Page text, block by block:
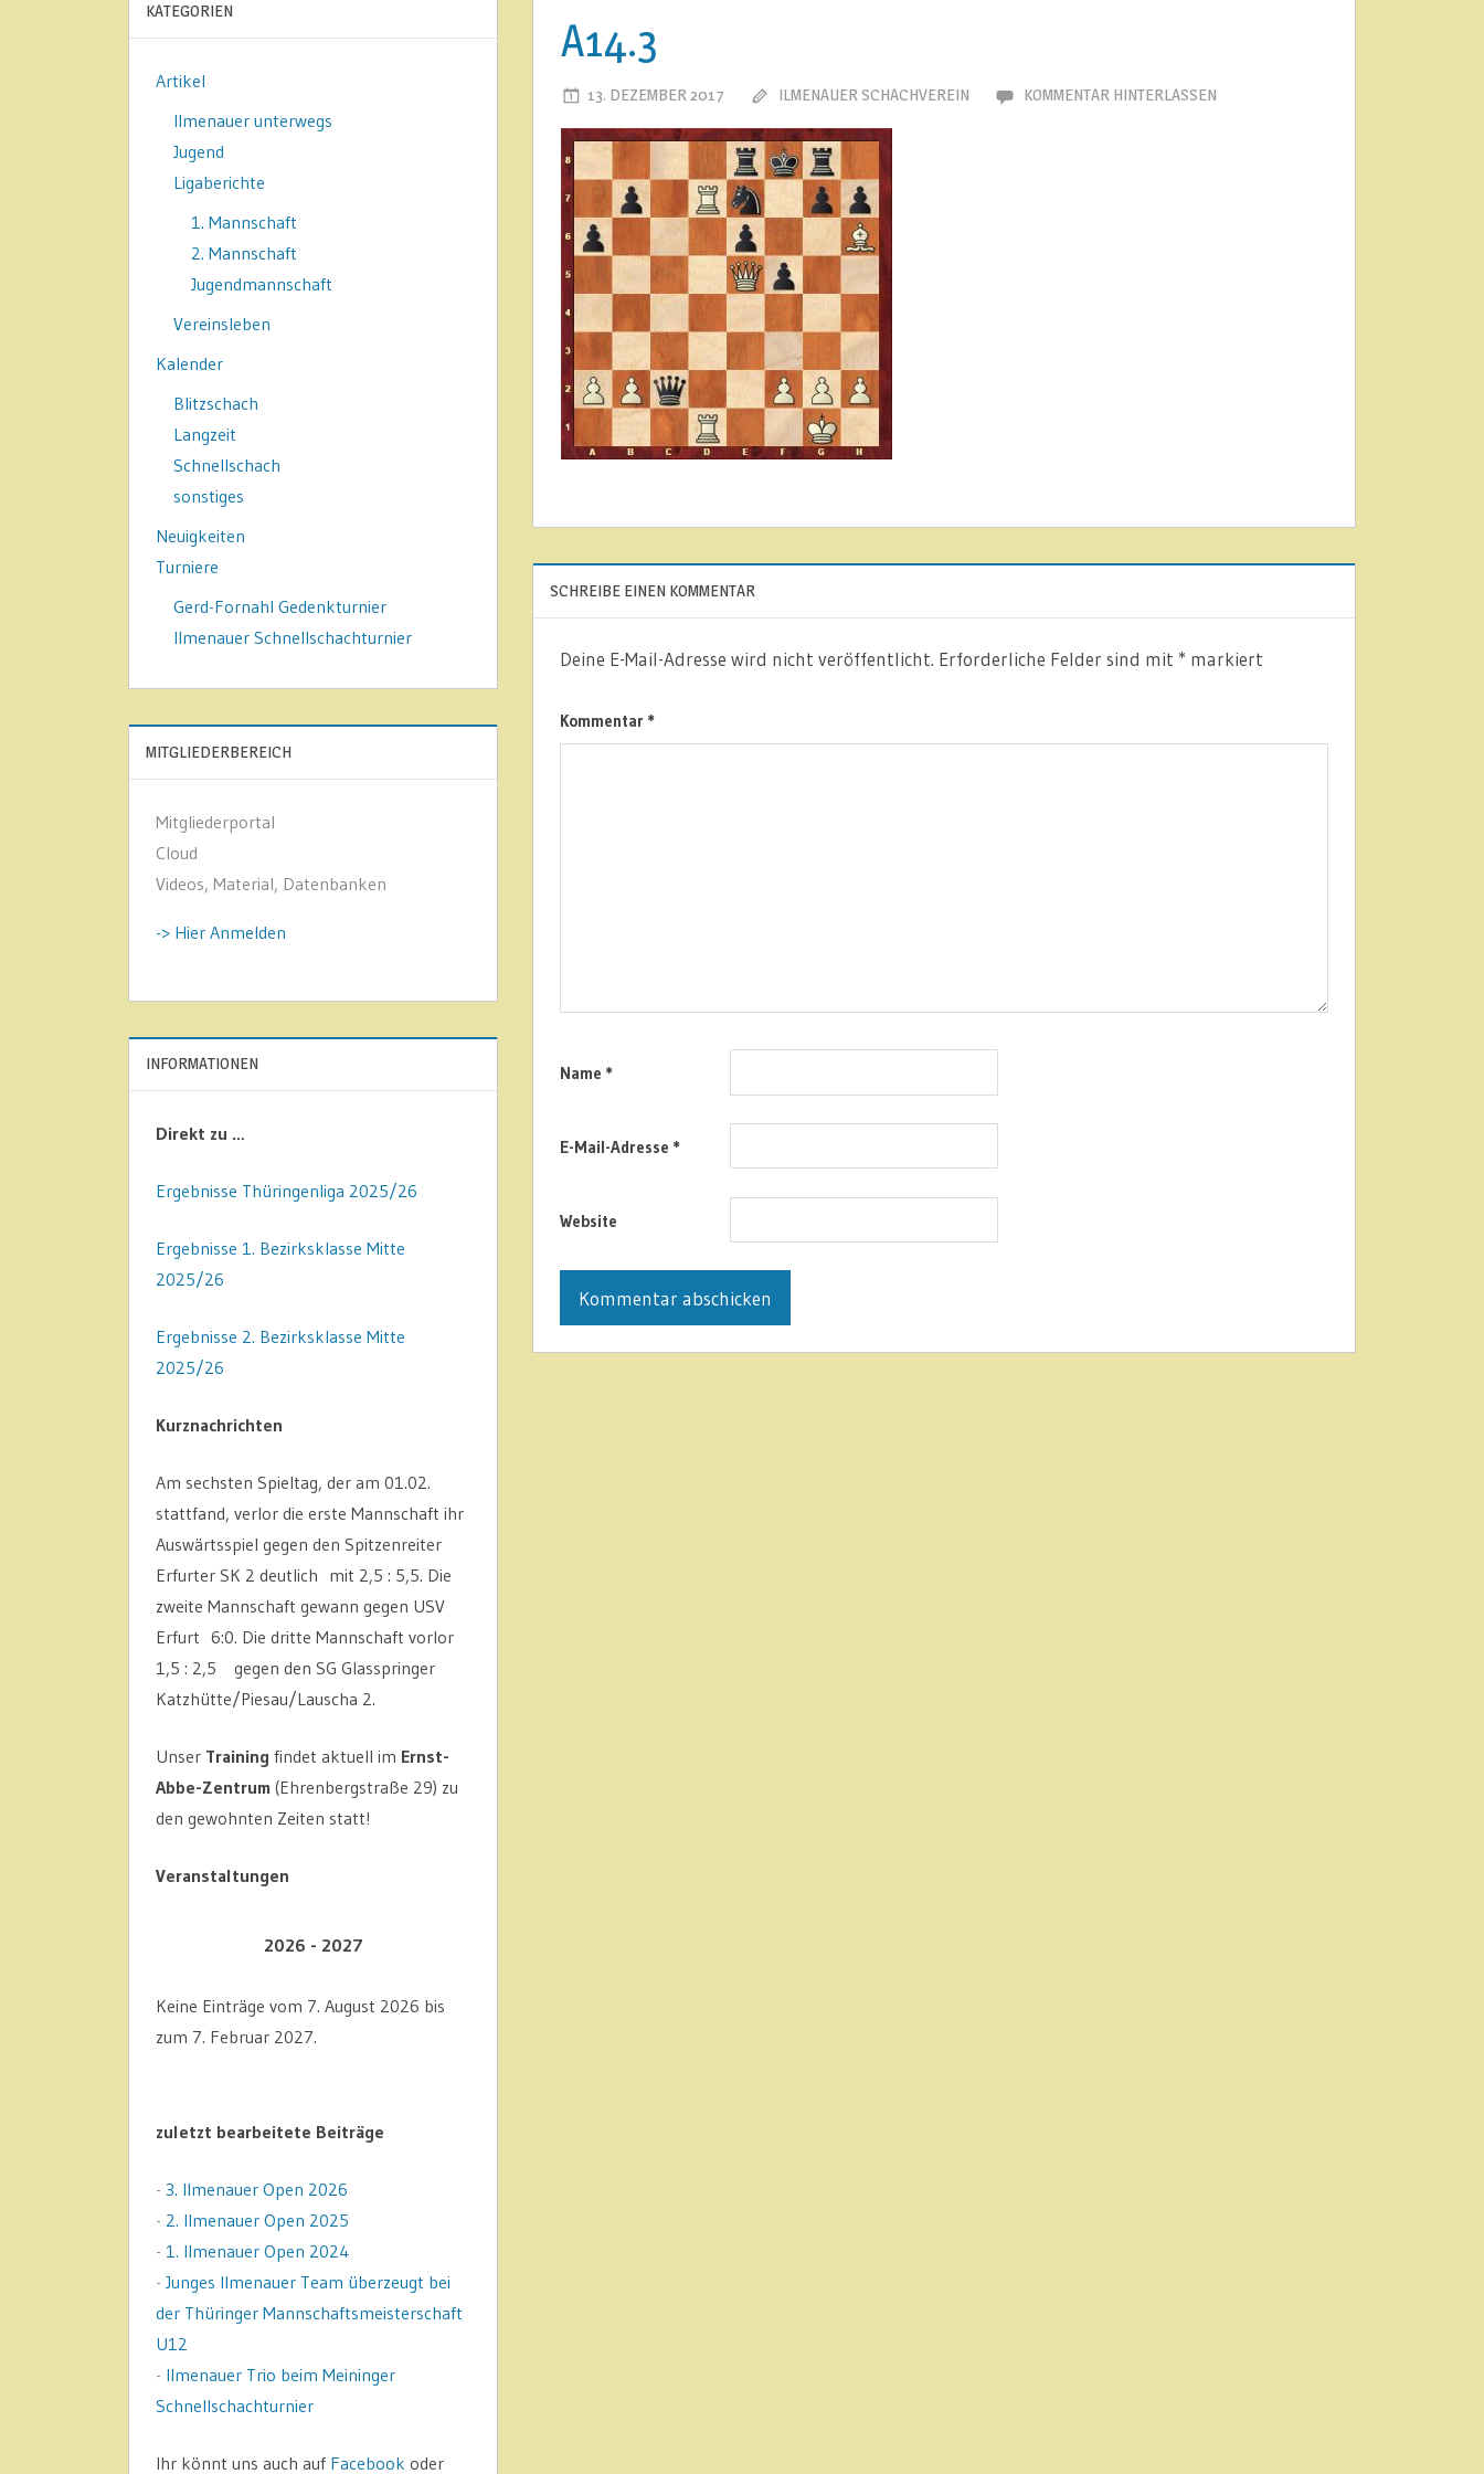
A14.3
13. DEZEMBER 2017 ILMENAUER SCHACHVEREIN KOMMENTAR HINTERLASSEN
SCHREIBE EINEN KOMMENTAR
Deine E-Mail-Adresse wird nicht veröffentlicht. Erforderliche Felder sind mit * markiert
Kommentar *
Name *
E-Mail-Adresse *
Website
KATEGORIEN
Artikel
Ilmenauer unterwegs
Jugend
Ligaberichte
1. Mannschaft
2. Mannschaft
Jugendmannschaft
Vereinsleben
Kalender
Blitzschach
Langzeit
Schnellschach
sonstiges
Neuigkeiten
Turniere
Gerd-Fornahl Gedenkturnier
Ilmenauer Schnellschachturnier
MITGLIEDERBEREICH
Mitgliederportal
Cloud
Videos, Material, Datenbanken
-> Hier Anmelden
INFORMATIONEN
Direkt zu …
Ergebnisse Thüringenliga 2025/26
Ergebnisse 1. Bezirksklasse Mitte
2025/26
Ergebnisse 2. Bezirksklasse Mitte
2025/26
Kurznachrichten
Am sechsten Spieltag, der am 01.02.
stattfand, verlor die erste Mannschaft ihr
Auswärtsspiel gegen den Spitzenreiter
Erfurter SK 2 deutlich mit 2,5 : 5,5. Die
zweite Mannschaft gewann gegen USV
Erfurt 6:0. Die dritte Mannschaft vorlor
1,5 : 2,5 gegen den SG Glasspringer
Katzhütte/Piesau/Lauscha 2.
Unser Training findet aktuell im Ernst-
Abbe-Zentrum (Ehrenbergstraße 29) zu
den gewohnten Zeiten statt!
Veranstaltungen
2026 - 2027
Keine Einträge vom 7. August 2026 bis
zum 7. Februar 2027.
zuletzt bearbeitete Beiträge
- 3. Ilmenauer Open 2026
- 2. Ilmenauer Open 2025
- 1. Ilmenauer Open 2024
- Junges Ilmenauer Team überzeugt bei
der Thüringer Mannschaftsmeisterschaft
U12
- Ilmenauer Trio beim Meininger
Schnellschachturnier
Ihr könnt uns auch auf Facebook oder